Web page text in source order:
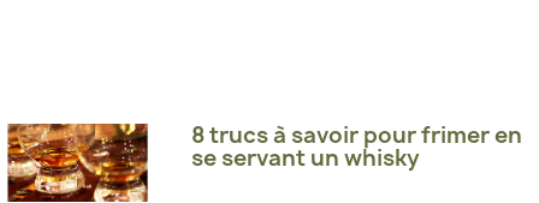
8 trucs à savoir pour frimer en
se servant un whisky